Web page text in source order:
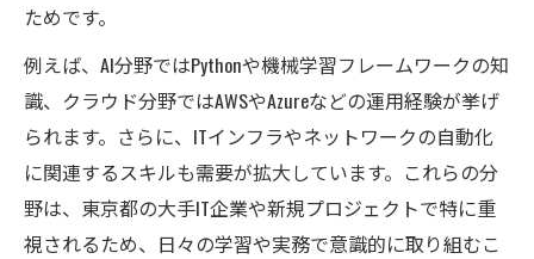
ためです。
例えば、AI分野ではPythonや機械学習フレームワークの知
識、クラウド分野ではAWSやAzureなどの運用経験が挙げ
られます。さらに、ITインフラやネットワークの自動化
に関連するスキルも需要が拡大しています。これらの分
野は、東京都の大手IT企業や新規プロジェクトで特に重
視されるため、日々の学習や実務で意識的に取り組むこ